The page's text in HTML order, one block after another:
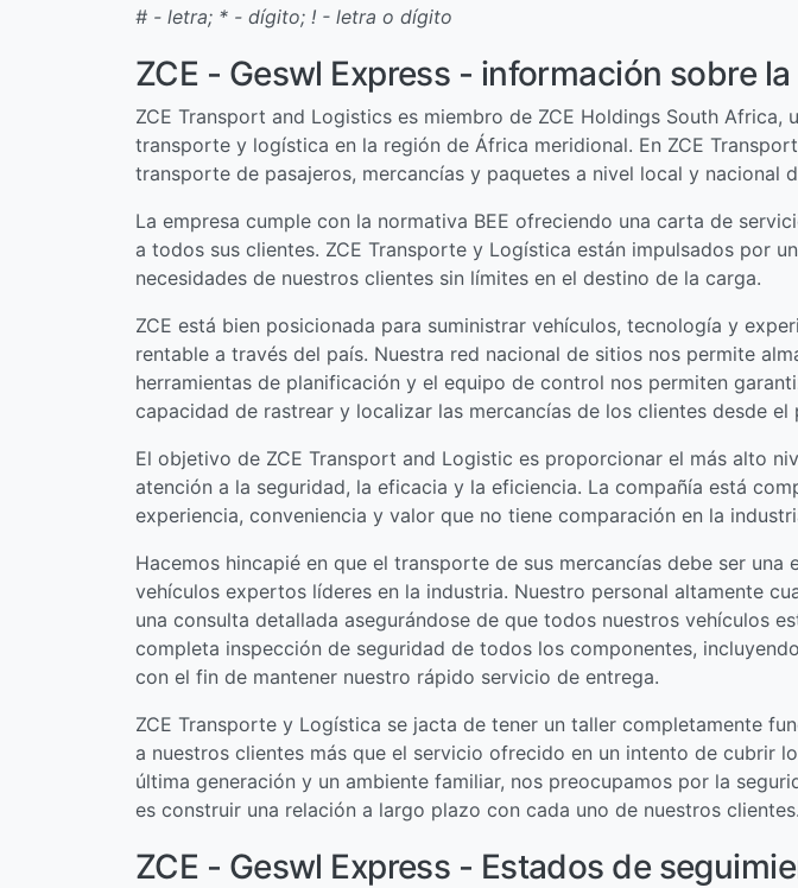
# - letra; * - dígito; ! - letra o dígito
ZCE - Geswl Express - información sobre
ZCE Transport and Logistics es miembro de ZCE Holdings South
transporte y logística en la región de África meridional. En ZCE
transporte de pasajeros, mercancías y paquetes a nivel local y
La empresa cumple con la normativa BEE ofreciendo una carta de
a todos sus clientes. ZCE Transporte y Logística están impulsados por
necesidades de nuestros clientes sin límites en el destino de la carga.
ZCE está bien posicionada para suministrar vehículos, tecnología y
rentable a través del país. Nuestra red nacional de sitios nos permite
herramientas de planificación y el equipo de control nos permiten
capacidad de rastrear y localizar las mercancías de los clientes desde
El objetivo de ZCE Transport and Logistic es proporcionar el más alto
atención a la seguridad, la eficacia y la eficiencia. La compañía está
experiencia, conveniencia y valor que no tiene comparación en la
Hacemos hincapié en que el transporte de sus mercancías debe ser
vehículos expertos líderes en la industria. Nuestro personal altamente
una consulta detallada asegurándose de que todos nuestros vehículos
completa inspección de seguridad de todos los componentes,
con el fin de mantener nuestro rápido servicio de entrega.
ZCE Transporte y Logística se jacta de tener un taller completamente
a nuestros clientes más que el servicio ofrecido en un intento de cubrir
última generación y un ambiente familiar, nos preocupamos por la
es construir una relación a largo plazo con cada uno de nuestros clientes.
ZCE - Geswl Express - Estados de